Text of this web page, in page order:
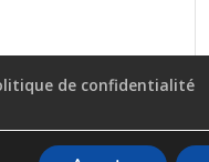
de confidentialité